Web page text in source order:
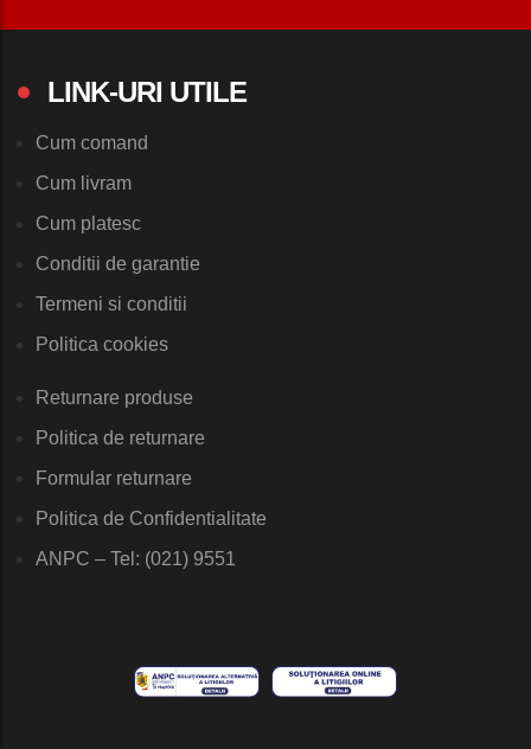
LINK-URI UTILE
Cum comand
Cum livram
Cum platesc
Conditii de garantie
Termeni si conditii
Politica cookies
Returnare produse
Politica de returnare
Formular returnare
Politica de Confidentialitate
ANPC – Tel: (021) 9551